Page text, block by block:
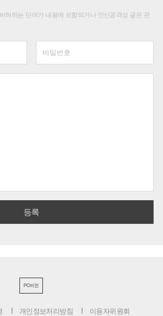
하하는 단어가 내용에 포함되거나 인신공격성 글은 관
PC버전
개인정보처리방침 이용자위원회